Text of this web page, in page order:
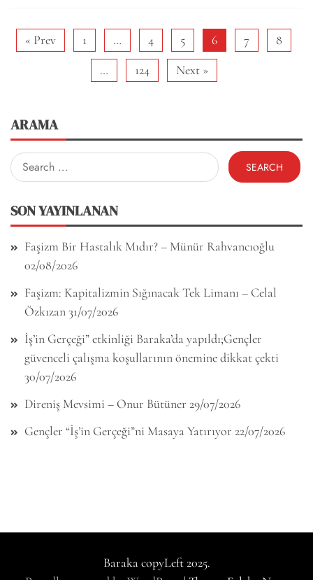
« Prev 1 … 4 5 6 7
8
…
124 Next »
ARAMA
Search
for:
SON YAYINLANAN
Faşizm Bir Hastalık Mıdır? – Münür Rahvancıoğlu
02/08/2026
Faşizm: Kapitalizmin Sığınacak Tek Limanı – Celal
Özkızan31/07/2026
İş’in Gerçeği” etkinliği Baraka’da yapıldı;Gençler
güvenceli çalışma koşullarının önemine dikkat çekti
30/07/2026
Direniş Mevsimi – Onur Bütüner 29/07/2026
Gençler “İş’in Gerçeği”ni Masaya Yatırıyor 22/07/2026
Baraka copyLeft 2025.